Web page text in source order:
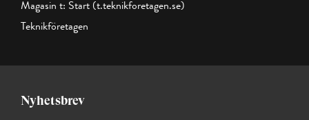
Magasin t: Start (t.teknikforetagen.se)
Teknikföretagen
Nyhetsbrev